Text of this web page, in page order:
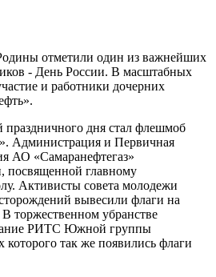
отметили один из важнейших
- День России. В масштабных
и работники дочерних
дня стал флешмоб
Администрация и Первичная
АО «Самаранефтегаз»
посвященной главному
Активисты совета молодежи
вывесили флаги на
торжественном убранстве
РИТС Южной группы
так же появились флаги